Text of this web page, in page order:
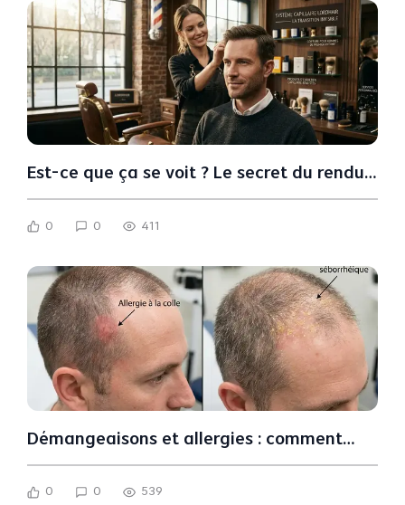
Est-ce que ça se voit ? Le secret du rendu
naturel d'une prothèse capillaire hommes
0 0 411
Démangeaisons et allergies : comment
préserver son cuir chevelu avec une
prothèse capillaire hommes ?
0 0 539